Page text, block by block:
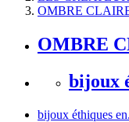
OMBRE
OMBRE
bijoux
bijoux éthiques